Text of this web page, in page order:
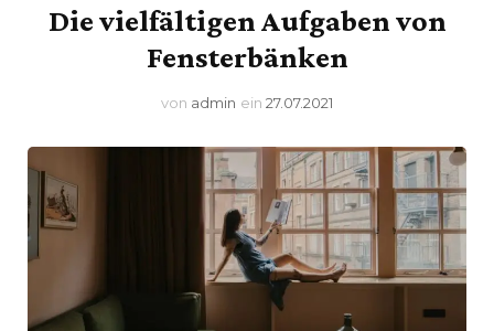
Die vielfältigen Aufgaben von
Fensterbänken
von admin ein 27.07.2021